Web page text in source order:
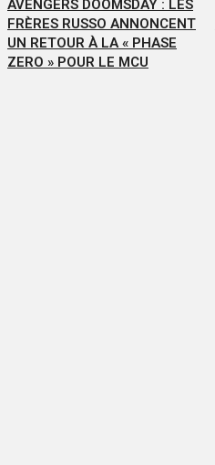
AVENGERS DOOMSDAY : LES
FRÈRES RUSSO ANNONCENT
UN RETOUR À LA « PHASE
ZERO » POUR LE MCU